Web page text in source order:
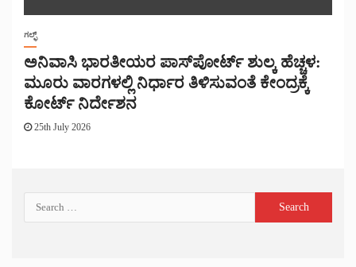
ಗಲ್ಫ್
ಅನಿವಾಸಿ ಭಾರತೀಯರ ಪಾಸ್‌ಪೋರ್ಟ್ ಶುಲ್ಕ ಹೆಚ್ಚಳ:
ಮೂರು ವಾರಗಳಲ್ಲಿ ನಿರ್ಧಾರ ತಿಳಿಸುವಂತೆ ಕೇಂದ್ರಕ್ಕೆ
ಕೋರ್ಟ್ ನಿರ್ದೇಶನ
25th July 2026